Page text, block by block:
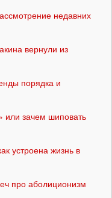
недавних
вернули из
порядка и
зачем шиповать
устроена жизнь в
про аболиционизм